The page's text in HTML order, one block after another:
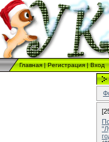
Главная|Регистрация|Вход